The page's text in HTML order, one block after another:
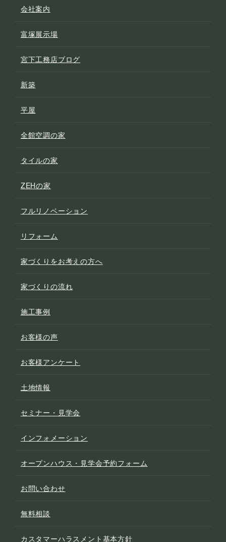
会社案内
富塚展示場
宮下工務店ブログ
新築
平屋
全館空調の家
タイルの家
ZEHの家
フルリノベーション
リフォーム
家づくりをお考えの方へ
家づくりの流れ
施工事例
お客様の声
お客様アンケート
土地情報
セミナー・見学会
インフォメーション
オープンハウス・見学会予約フォーム
お問い合わせ
無料相談
カスタマーハラスメント基本方針